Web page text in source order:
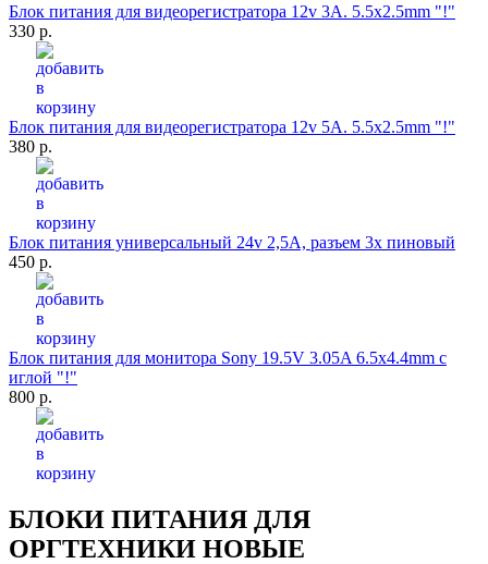
Блок питания для видеорегистратора 12v 3A. 5.5x2.5mm "!"
330 р.
Блок питания для видеорегистратора 12v 5A. 5.5x2.5mm "!"
380 р.
Блок питания универсальный 24v 2,5A, разъем 3х пиновый
450 р.
Блок питания для монитора Sony 19.5V 3.05A 6.5x4.4mm с
иглой "!"
800 р.
БЛОКИ ПИТАНИЯ ДЛЯ
ОРГТЕХНИКИ НОВЫЕ